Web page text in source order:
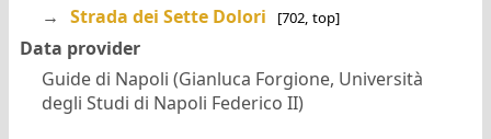
→ Strada dei Sette Dolori [702, top]
Data provider
Guide di Napoli (Gianluca Forgione, Università
degli Studi di Napoli Federico II)